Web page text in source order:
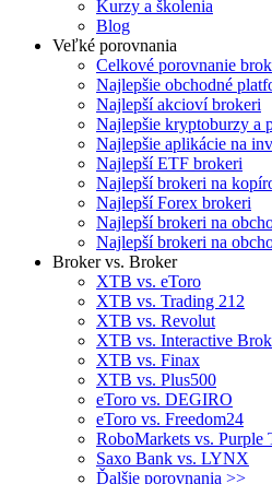
Kurzy a školenia
Blog
Veľké porovnania
Celkové porovnanie
Najlepšie obchodné
Najlepší akcioví brokeri
Najlepšie kryptoburzy a
Najlepšie aplikácie na
Najlepší ETF brokeri
Najlepší brokeri na
Najlepší Forex brokeri
Najlepší brokeri na
Najlepší brokeri na
Broker vs. Broker
XTB vs. eToro
XTB vs. Trading 212
XTB vs. Revolut
XTB vs. Interactive
XTB vs. Finax
XTB vs. Plus500
eToro vs. DEGIRO
eToro vs. Freedom24
RoboMarkets vs. Purple
Saxo Bank vs. LYNX
Ďalšie porovnania >>